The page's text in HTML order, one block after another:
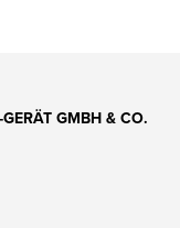
GMBH & CO.